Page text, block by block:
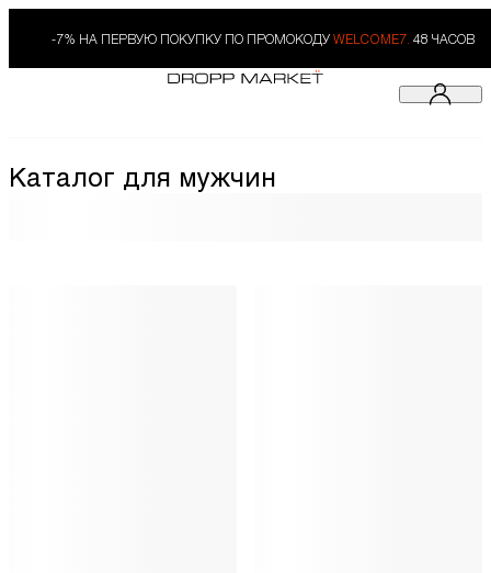
-7% НА ПЕРВУЮ ПОКУПКУ ПО ПРОМОКОДУ WELCOME7. 48 ЧАСОВ
Каталог для мужчин